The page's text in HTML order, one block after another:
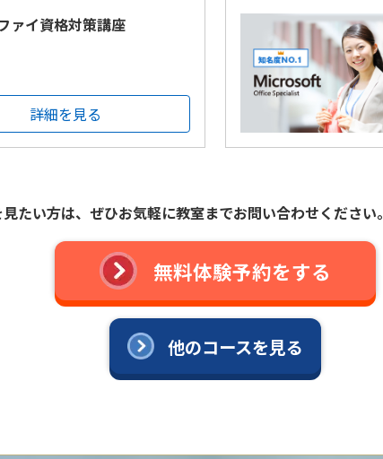
ァイ資格対策講座
詳細を見る
たい方は、ぜひお気軽に教室までお問い合わせください。
無料体験予約をする
他のコースを見る